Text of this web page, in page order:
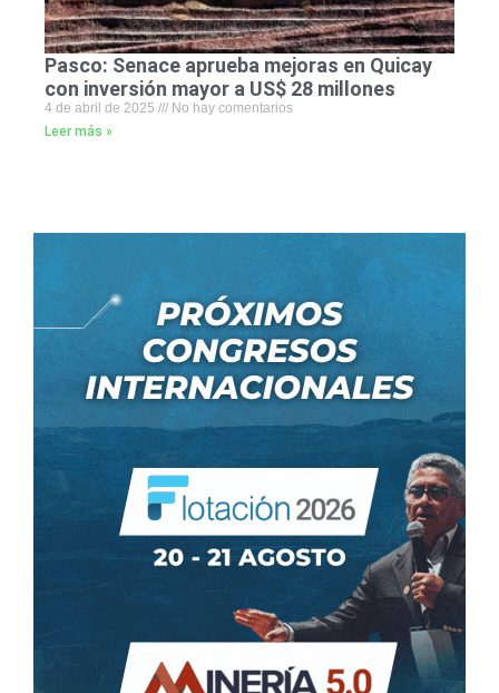
Pasco: Senace aprueba mejoras en Quicay
con inversión mayor a US$ 28 millones
4 de abril de 2025
No hay comentarios
Leer más »